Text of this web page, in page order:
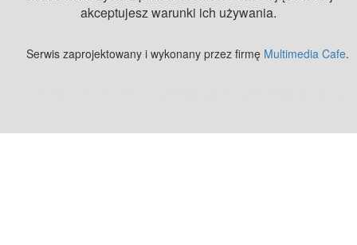
akceptujesz warunki ich używania.
Serwis zaprojektowany i wykonany przez firmę Multimedia Cafe.